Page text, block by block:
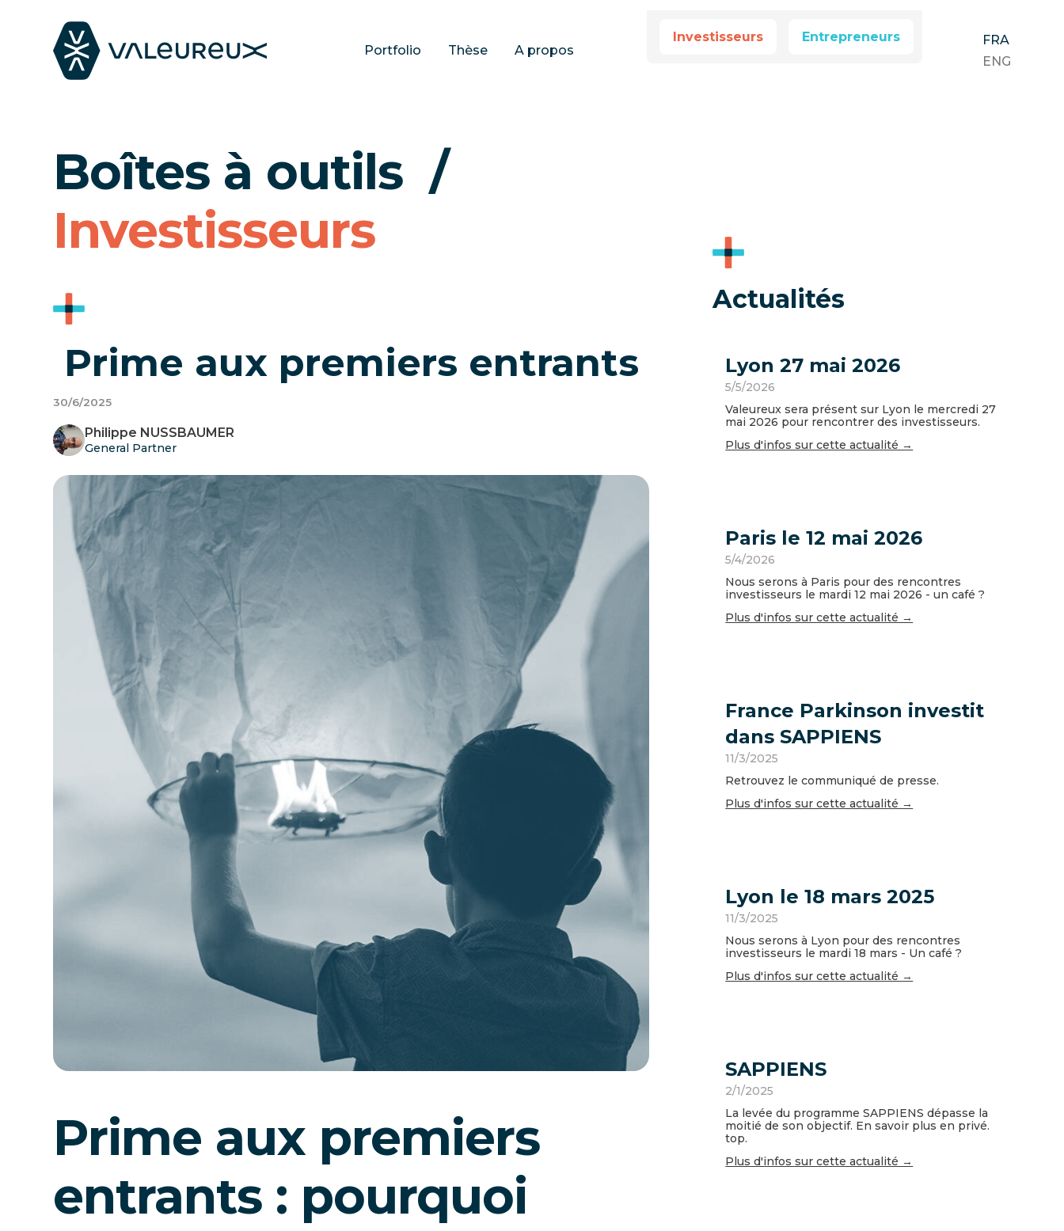
Portfolio Thèse A propos
Investisseurs Entrepreneurs
FRA
ENG
Boîtes à outils /
Investisseurs
Prime aux premiers entrants
30/6/2025
Philippe NUSSBAUMER
General Partner
Prime aux premiers
entrants : pourquoi
Actualités
Lyon 27 mai 2026
5/5/2026
Valeureux sera présent sur Lyon le mercredi 27
mai 2026 pour rencontrer des investisseurs.
Plus d'infos sur cette actualité →
Paris le 12 mai 2026
5/4/2026
Nous serons à Paris pour des rencontres
investisseurs le mardi 12 mai 2026 - un café ?
Plus d'infos sur cette actualité →
France Parkinson investit
dans SAPPIENS
11/3/2025
Retrouvez le communiqué de presse.
Plus d'infos sur cette actualité →
Lyon le 18 mars 2025
11/3/2025
Nous serons à Lyon pour des rencontres
investisseurs le mardi 18 mars - Un café ?
Plus d'infos sur cette actualité →
SAPPIENS
2/1/2025
La levée du programme SAPPIENS dépasse la
moitié de son objectif. En savoir plus en privé.
top.
Plus d'infos sur cette actualité →